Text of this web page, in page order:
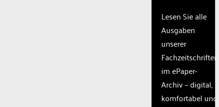
Lesen Sie alle
Ausgaben
unserer
Fachzeitschriften
im ePaper-
Archiv – digital,
komfortabel und